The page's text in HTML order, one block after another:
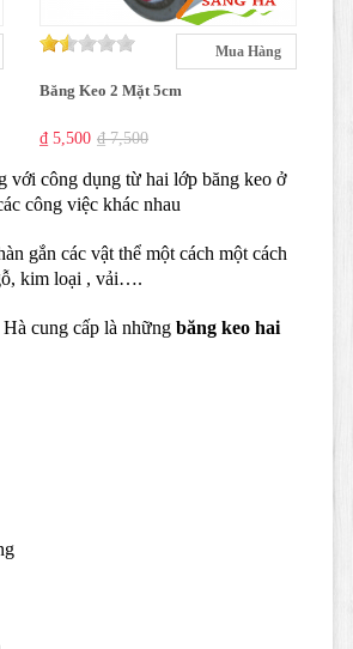
Mua Hàng
Băng Keo 2 Mặt 5cm
₫ 5,500 ₫ 7,500
với công dụng từ hai lớp băng keo ở
công việc khác nhau
gắn các vật thể một cách một cách
kim loại , vải….
cung cấp là những băng keo hai